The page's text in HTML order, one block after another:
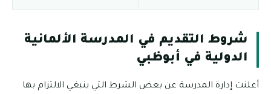
شروط التقديم في المدرسة الألمانية
الدولية في أبوظبي
أعلنت إدارة المدرسة عن بعض الشرط التي ينبغي الالتزام بها